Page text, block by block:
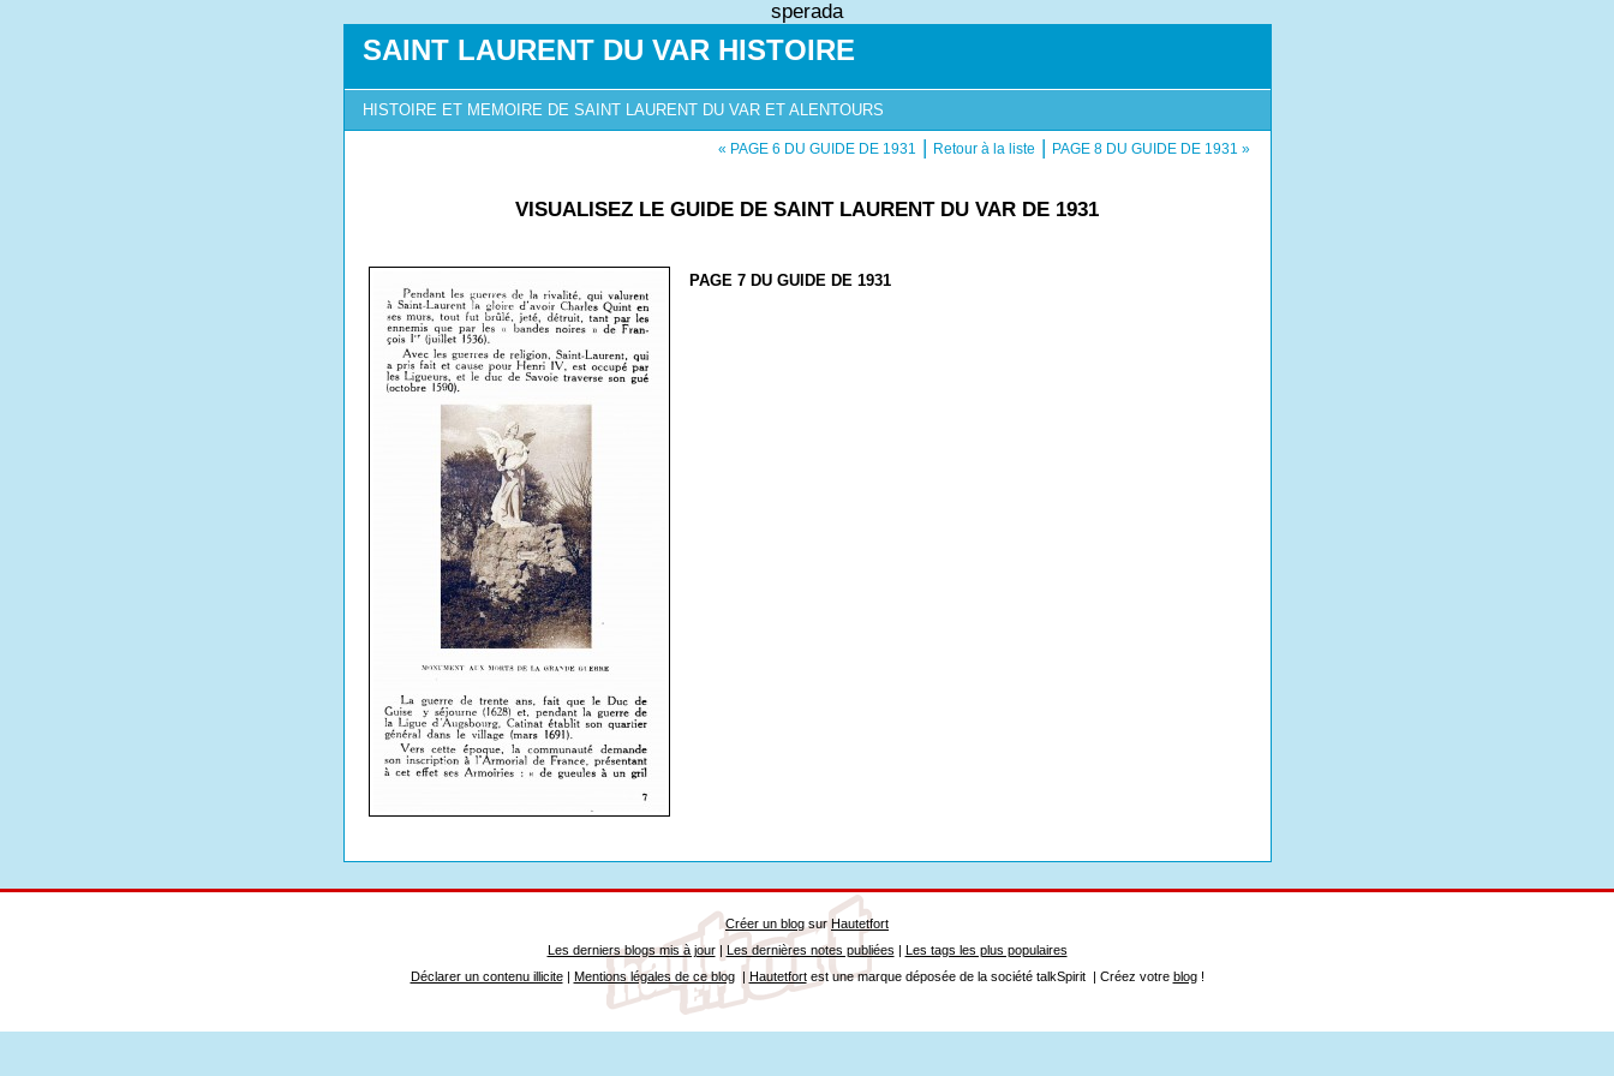
sperada
SAINT LAURENT DU VAR HISTOIRE
HISTOIRE ET MEMOIRE DE SAINT LAURENT DU VAR ET ALENTOURS
« PAGE 6 DU GUIDE DE 1931 | Retour à la liste | PAGE 8 DU GUIDE DE 1931 »
VISUALISEZ LE GUIDE DE SAINT LAURENT DU VAR DE 1931
PAGE 7 DU GUIDE DE 1931
Créer un blog surHautetfort
Les derniers blogs mis à jour| Les dernières notes publiées | Les tags les plus populaires
Déclarer un contenu illicite| Mentions légales de ce blog| Hautetfortest une marque déposée de la société talkSpirit | Créez votre blog!